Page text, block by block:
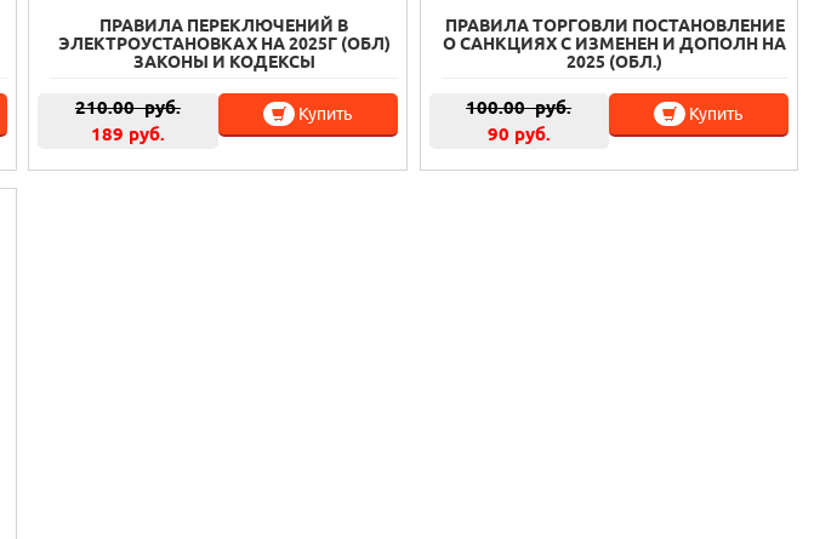
ПРАВИЛА ПЕРЕКЛЮЧЕНИЙ В
ЭЛЕКТРОУСТАНОВКАХ НА 2025Г (ОБЛ)
ЗАКОНЫ И КОДЕКСЫ
210.00руб.
189 руб.
Купить
ПРАВИЛА ТОРГОВЛИ ПОСТАНОВЛЕНИЕ
О САНКЦИЯХ С ИЗМЕНЕН И ДОПОЛН НА
2025 (ОБЛ.)
100.00руб.
90 руб.
Купить